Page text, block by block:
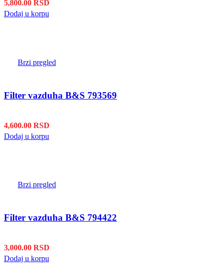
5,800.00 RSD
Dodaj u korpu
Brzi pregled
Filter vazduha B&S 793569
4,600.00 RSD
Dodaj u korpu
Brzi pregled
Filter vazduha B&S 794422
3,000.00 RSD
Dodaj u korpu